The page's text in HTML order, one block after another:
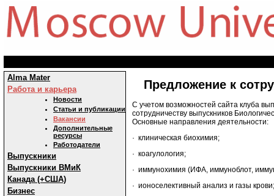
Alma Mater
Работа и карьера
Новости
Статьи и публикации
Вакансии
Дополнительные
ресурсы
Работодатели
Выпускники
Выпускники ВМиК
Канада (+США)
Бизнес
Предложение к
С учетом возможностей сайта клуба
сотрудничеству выпускников
Основные направления деятельности:
· клиническая биохимия;
· коагулология;
· иммунохимия (ИФА, иммуноблот,
· ионоселективный анализ и газы крови;